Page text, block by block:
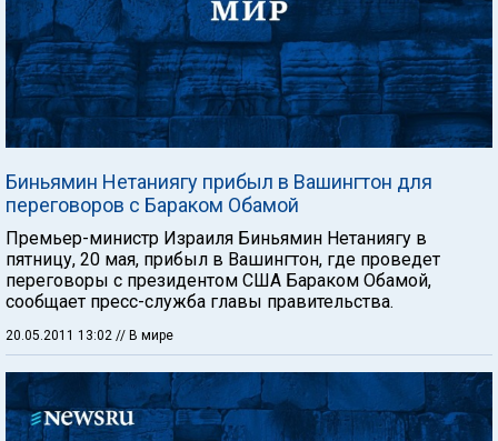
Биньямин Нетаниягу прибыл в Вашингтон для
переговоров с Бараком Обамой
Премьер-министр Израиля Биньямин Нетаниягу в
пятницу, 20 мая, прибыл в Вашингтон, где проведет
переговоры с президентом США Бараком Обамой,
сообщает пресс-служба главы правительства.
20.05.2011 13:02 // В мире